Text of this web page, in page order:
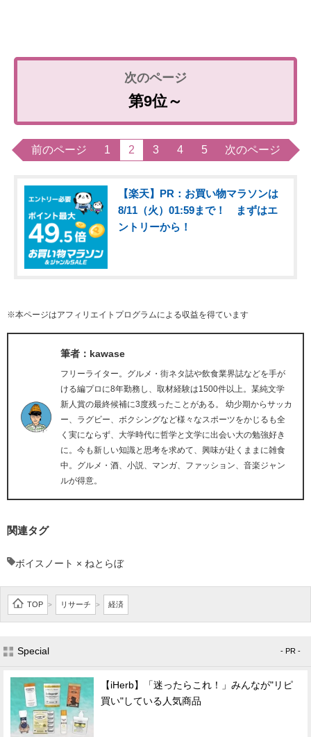
第9位～
前のページ 1 2 3 4 5 次のページ
【楽天】PR：お買い物マラソンは
8/11（火）01:59まで！ まずはエ
ントリーから！
※本ページはアフィリエイトプログラムによる収益を得ています
筆者：kawase
フリーライター。グルメ・街ネタ誌や飲食業界誌などを手が
ける編プロに8年勤務し、取材経験は1500件以上。某純文学
新人賞の最終候補に3度残ったことがある。 幼少期からサッカ
ー、ラグビー、ボクシングなど様々なスポーツをかじるも全
く実にならず、大学時代に哲学と文学に出会い大の勉強好き
に。今も新しい知識と思考を求めて、興味が赴くままに雑食
中。グルメ・酒、小説、マンガ、ファッション、音楽ジャン
ルが得意。
関連タグ
ボイスノート × ねとらぼ
TOP > リサーチ > 経済
Special - PR -
【iHerb】「迷ったらこれ！」みんなが"リピ
買い"している人気商品